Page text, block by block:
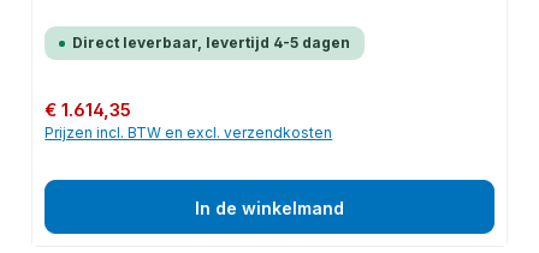
Direct leverbaar, levertijd 4-5 dagen
Normale prijs:
€ 1.614,35
Prijzen incl. BTW en excl. verzendkosten
In de winkelmand